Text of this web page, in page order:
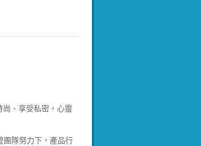
、享受私密，心靈
團隊努力下，產品行